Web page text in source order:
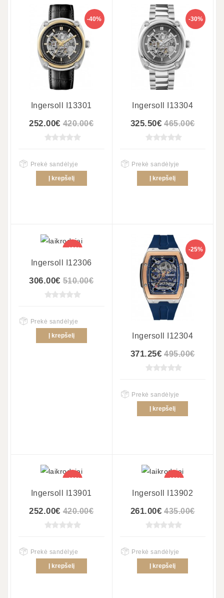
-40%
Ingersoll I13301
252.00€ 420.00€
Prekė sandėlyje
Į krepšelį
-30%
Ingersoll I13304
325.50€ 465.00€
Prekė sandėlyje
Į krepšelį
-40%
Ingersoll I12306
306.00€ 510.00€
Prekė sandėlyje
Į krepšelį
-25%
Ingersoll I12304
371.25€ 495.00€
Prekė sandėlyje
Į krepšelį
-40%
Ingersoll I13901
252.00€ 420.00€
Prekė sandėlyje
Į krepšelį
-40%
Ingersoll I13902
261.00€ 435.00€
Prekė sandėlyje
Į krepšelį